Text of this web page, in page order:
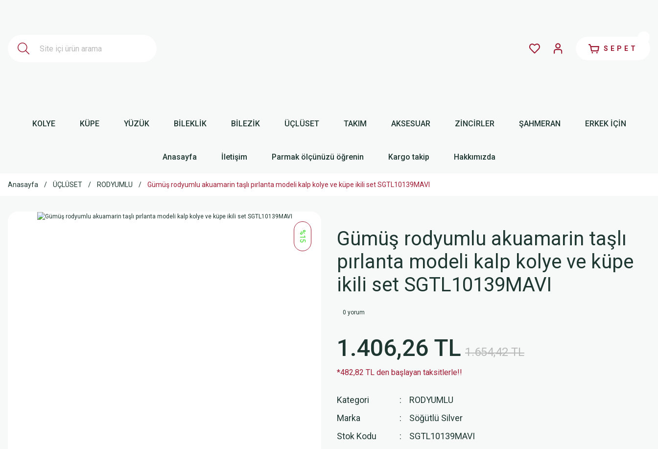
SEPET
KOLYE KÜPE YÜZÜK BİLEKLİK BİLEZİK ÜÇLÜSET TAKIM AKSESUAR ZİNCİRLER ŞAHMERAN ERKEK İÇİN
Anasayfa İletişim Parmak ölçünüzü öğrenin Kargo takip Hakkımızda
Anasayfa ÜÇLÜSET RODYUMLU Gümüş rodyumlu akuamarin taşlı pırlanta modeli kalp kolye ve küpe ikili set SGTL10139MAVI
%15
Gümüş rodyumlu akuamarin taşlı
pırlanta modeli kalp kolye ve küpe
ikili set SGTL10139MAVI
0 yorum
1.406,26 TL 1.654,42 TL
*482,82 TL den başlayan taksitlerle!!
Kategori
RODYUMLU
Marka
Söğütlü Silver
Stok Kodu
SGTL10139MAVI